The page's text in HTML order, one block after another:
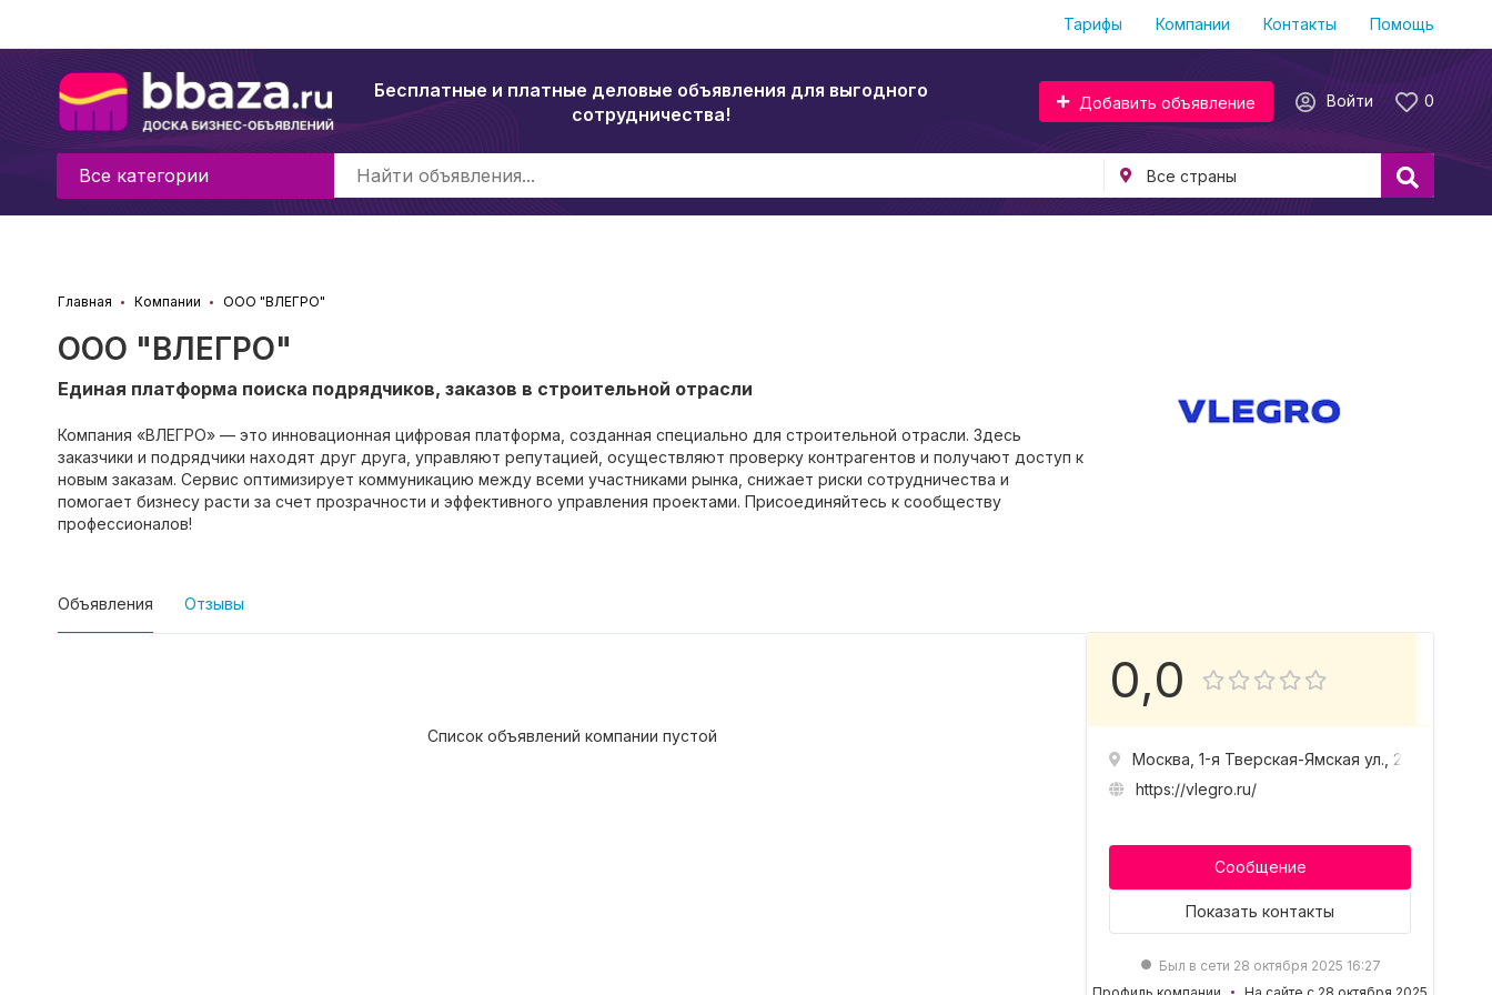
Тарифы Компании Контакты Помощь
Бесплатные и платные деловые объявления для выгодного
сотрудничества!
0
Войти
Добавить объявление
Все категории
Главная Компании ООО "ВЛЕГРО"
ООО "ВЛЕГРО"
Единая платформа поиска подрядчиков, заказов в строительной отрасли
Компания «ВЛЕГРО» — это инновационная цифровая платформа, созданная специально для строительной отрасли. Здесь
заказчики и подрядчики находят друг друга, управляют репутацией, осуществляют проверку контрагентов и получают доступ к
новым заказам. Сервис оптимизирует коммуникацию между всеми участниками рынка, снижает риски сотрудничества и
помогает бизнесу расти за счет прозрачности и эффективного управления проектами. Присоединяйтесь к сообществу
профессионалов!
Объявления Отзывы
Список объявлений компании пустой
0,0
Москва, 1-я Тверская-Ямская ул., 25, стр. 2
https://vlegro.ru/
Сообщение
Показать контакты
Был в сети 28 октября 2025 16:27